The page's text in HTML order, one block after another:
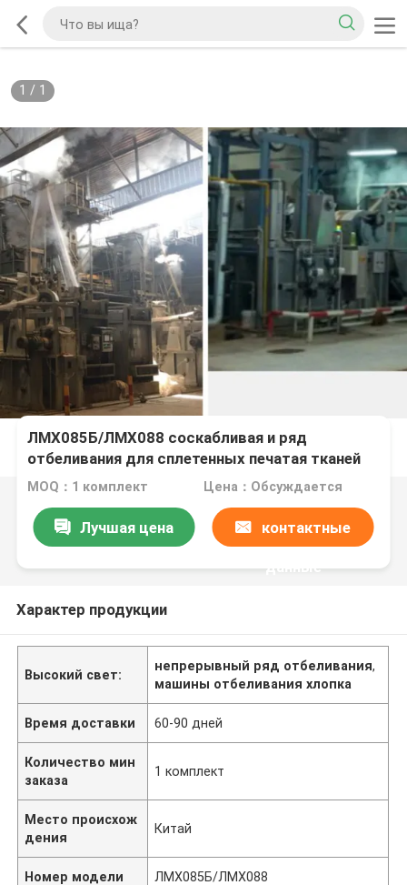
1 / 1
ЛМХ085Б/ЛМХ088 соскабливая и ряд
отбеливания для сплетенных печатая тканей
MOQ：1 комплект Цена：Обсуждается
Лучшая цена контактные
данные
Характер продукции
Высокий свет:
непрерывный ряд отбеливания,
машины отбеливания хлопка
Время доставки 60-90 дней
Количество мин
заказа
1 комплект
Место происхож
дения
Китай
Номер модели ЛМХ085Б/ЛМХ088